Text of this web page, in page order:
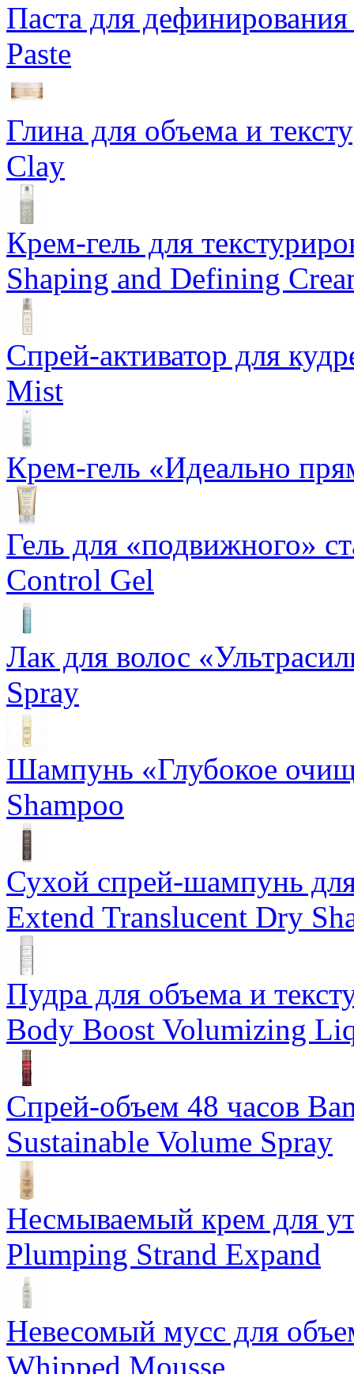
Паста для
Paste
Глина для объема и
Clay
Крем-гель для
Shaping and Defining
Спрей-активатор для
Mist
Крем-гель «Идеально
Гель для «подвижного»
Control Gel
Лак для волос
Spray
Шампунь «Глубокое
Shampoo
Сухой спрей-шампунь
Extend Translucent Dry
Пудра для объема и
Body Boost Volumizing
Спрей-объем 48 часов
Sustainable Volume Spray
Несмываемый крем для
Plumping Strand Expand
Невесомый мусс для
Whipped Mousse